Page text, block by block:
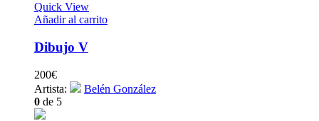
Quick View
Añadir al carrito
Dibujo V
200€
Artista:
Belén González
0 de 5